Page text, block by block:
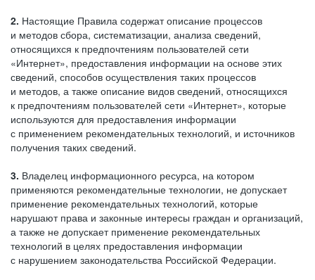
2. Настоящие Правила содержат описание процессов
и методов сбора, систематизации, анализа сведений,
относящихся к предпочтениям пользователей сети
«Интернет», предоставления информации на основе этих
сведений, способов осуществления таких процессов
и методов, а также описание видов сведений, относящихся
к предпочтениям пользователей сети «Интернет», которые
используются для предоставления информации
с применением рекомендательных технологий, и источников
получения таких сведений.
3. Владелец информационного ресурса, на котором
применяются рекомендательные технологии, не допускает
применение рекомендательных технологий, которые
нарушают права и законные интересы граждан и организаций,
а также не допускает применение рекомендательных
технологий в целях предоставления информации
с нарушением законодательства Российской Федерации.